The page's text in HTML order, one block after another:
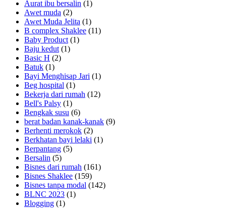
Aurat ibu bersalin (1)
Awet muda (2)
Awet Muda Jelita (1)
B complex Shaklee (11)
Baby Product (1)
Baju kedut (1)
Basic H (2)
Batuk (1)
Bayi Menghisap Jari (1)
Beg hospital (1)
Bekerja dari rumah (12)
Bell's Palsy (1)
Bengkak susu (6)
berat badan kanak-kanak (9)
Berhenti merokok (2)
Berkhatan bayi lelaki (1)
Berpantang (5)
Bersalin (5)
Bisnes dari rumah (161)
Bisnes Shaklee (159)
Bisnes tanpa modal (142)
BLNC 2023 (1)
Blogging (1)